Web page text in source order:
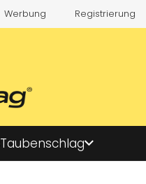
Werbung Registrierung
Taubenschlag